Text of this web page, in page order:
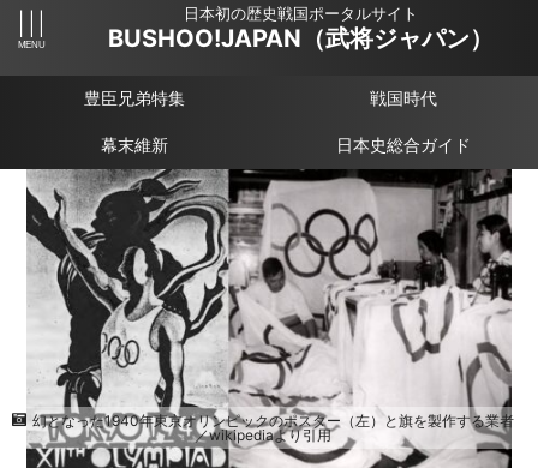
日本初の歴史戦国ポータルサイト
BUSHOO!JAPAN（武将ジャパン）
豊臣兄弟特集 戦国時代
幕末維新 日本史総合ガイド
幻となった1940年東京オリンピックのポスター（左）と旗を製作する業者
／wikipediaより引用